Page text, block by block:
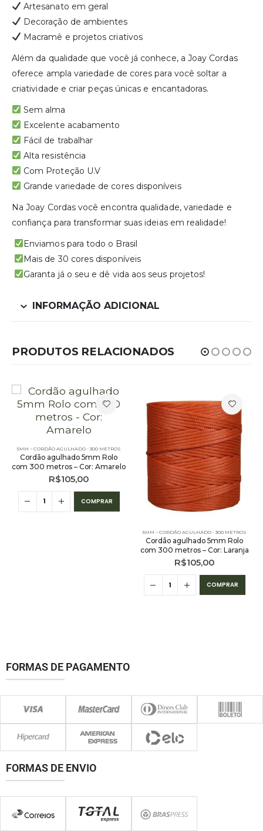
Artesanato em geral
Decoração de ambientes
Macramê e projetos criativos
Além da qualidade que você já conhece, a Joay Cordas
oferece ampla variedade de cores para você soltar a
criatividade e criar peças únicas e encantadoras.
Sem alma
Excelente acabamento
Fácil de trabalhar
Alta resistência
Com Proteção U.V
Grande variedade de cores disponíveis
Na Joay Cordas você encontra qualidade, variedade e
confiança para transformar suas ideias em realidade!
Enviamos para todo o Brasil
Mais de 30 cores disponíveis
Garanta já o seu e dê vida aos seus projetos!
INFORMAÇÃO ADICIONAL
PRODUTOS RELACIONADOS
5MM – CORDÃO AGULHADO - 300 METROS
Cordão agulhado 5mm Rolo
com 300 metros – Cor: Amarelo
R$105,00
COMPRAR
5MM – CORDÃO AGULHADO - 300 METROS
Cordão agulhado 5mm Rolo
com 300 metros – Cor: Laranja
R$105,00
COMPRAR
FORMAS DE PAGAMENTO
FORMAS DE ENVIO